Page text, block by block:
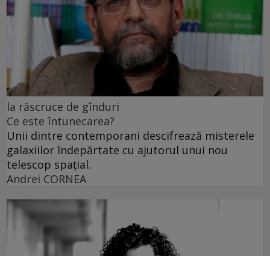
la răscruce de gînduri
Ce este întunecarea?
Unii dintre contemporani descifrează misterele
galaxiilor îndepărtate cu ajutorul unui nou
telescop spațial.
Andrei CORNEA